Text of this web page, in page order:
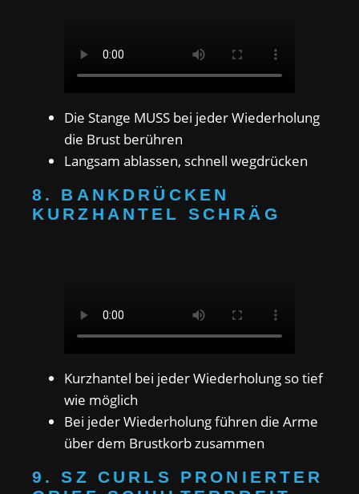
Die Stange MUSS bei jeder Wiederholung
die Brust berühren
Langsam ablassen, schnell wegdrücken
8. BANKDRÜCKEN
KURZHANTEL SCHRÄG
Kurzhantel bei jeder Wiederholung so tief
wie möglich
Bei jeder Wiederholung führen die Arme
über dem Brustkorb zusammen
9. SZ CURLS PRONIERTER